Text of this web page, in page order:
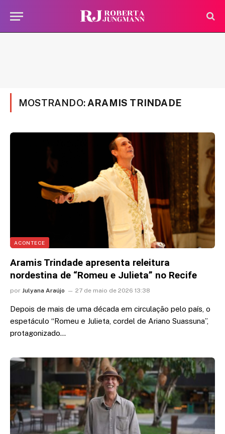
MOSTRANDO: ARAMIS TRINDADE
ACONTECE
Aramis Trindade apresenta releitura
nordestina de “Romeu e Julieta” no Recife
por Julyana Araújo 27 de maio de 2026 13:38
Depois de mais de uma década em circulação pelo país, o
espetáculo “Romeu e Julieta, cordel de Ariano Suassuna”,
protagonizado…